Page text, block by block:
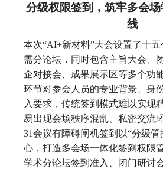
分级权限签到，筑牢多会
线
本次“AI+新材料”大会设置了十
需分论坛，同时包含主旨大会、
企对接会、成果展示区等多个功
环节对参会人员的专业背景、身
入要求，传统签到模式难以实现
易出现会场秩序混乱、私密交流
31会议有障碍闸机签到以“分级
心，打造多会场一体化签到权限
学术分论坛签到准入、闭门研讨